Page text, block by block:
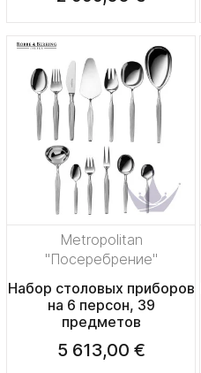
Metropolitan
"Посеребрение"
Набор столовых приборов
на 6 персон, 39
предметов
5 613,00 €